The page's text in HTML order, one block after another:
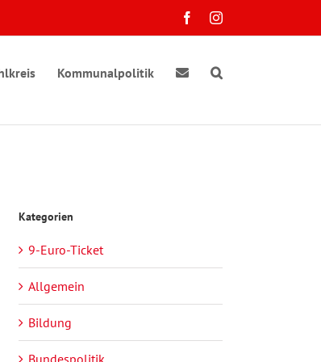
FacebookInstagram
Kommunalpolitik
Kategorien
9-Euro-Ticket
Allgemein
Bildung